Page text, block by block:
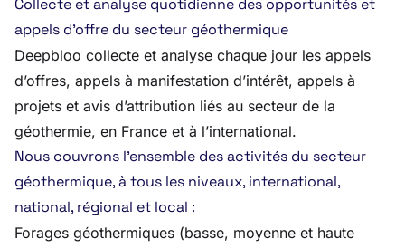
Collecte et analyse quotidienne des opportunités et
appels d’offre du secteur géothermique
Deepbloo collecte et analyse chaque jour les appels
d’offres, appels à manifestation d’intérêt, appels à
projets et avis d’attribution liés au secteur de la
géothermie, en France et à l’international.
Nous couvrons l’ensemble des activités du secteur
géothermique, à tous les niveaux, international,
national, régional et local :
Forages géothermiques (basse, moyenne et haute